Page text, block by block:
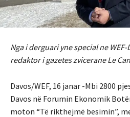
Nga i derguari yne special ne
redaktor i gazetes zvicerane Le
Davos/WEF, 16 janar -Mbi 2800
Davos në Forumin Ekonomik
moton “Të rikthejmë besimin”,